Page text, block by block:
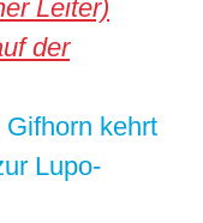
kehrt
Lupo-